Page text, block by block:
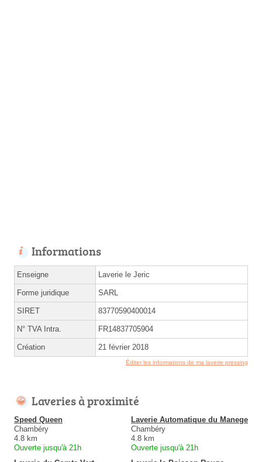
Informations
Enseigne Laverie le Jeric
Forme juridique SARL
SIRET 83770590400014
N° TVA Intra. FR14837705904
Création 21 février 2018
Éditer les informations de ma laverie pressing
Laveries à proximité
Speed Queen
Chambéry
4.8 km
Ouverte jusqu'à 21h
Laverie Automatique du Manege
Chambéry
4.8 km
Ouverte jusqu'à 21h